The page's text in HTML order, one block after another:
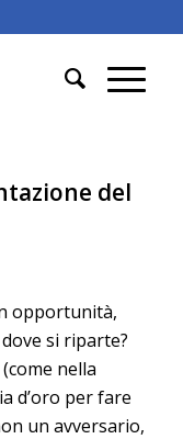
del
opportunità,
si riparte?
nella
d’oro per fare
un avversario,